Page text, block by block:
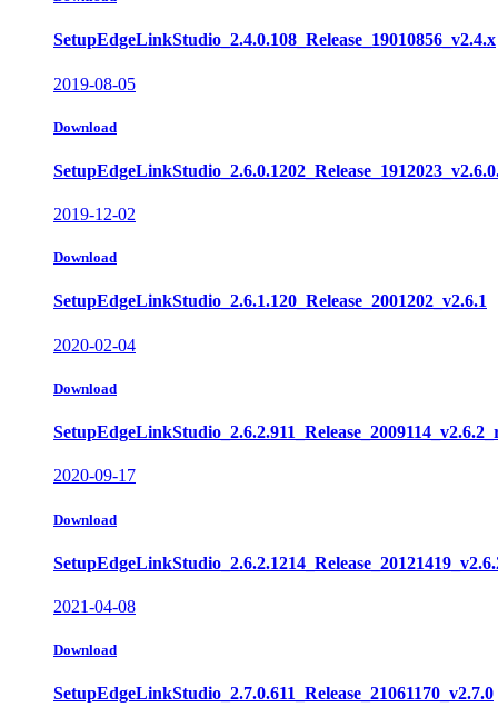
SetupEdgeLinkStudio_2.4.0.108_Release_19010856_v2.4.x
2019-08-05
Download
2019-12-02
Download
SetupEdgeLinkStudio_2.6.1.120_Release_2001202_v2.6.1
2020-02-04
Download
2020-09-17
Download
2021-04-08
Download
SetupEdgeLinkStudio_2.7.0.611_Release_21061170_v2.7.0